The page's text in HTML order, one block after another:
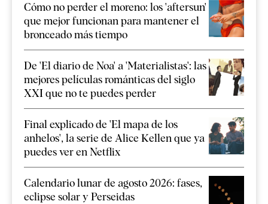
Cómo no perder el moreno: los 'aftersun'
que mejor funcionan para mantener el
bronceado más tiempo
De 'El diario de Noa' a 'Materialistas': las
mejores películas románticas del siglo
XXI que no te puedes perder
Final explicado de 'El mapa de los
anhelos', la serie de Alice Kellen que ya
puedes ver en Netflix
Calendario lunar de agosto 2026: fases,
eclipse solar y Perseidas